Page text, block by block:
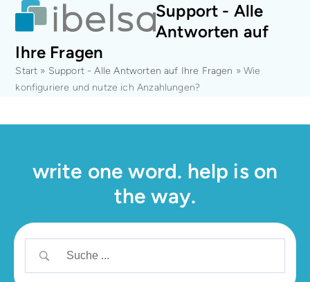
Open
mobile
Close
mobile
Support - Alle
Antworten auf
Ihre Fragen
Start » Support - Alle Antworten auf Ihre Fragen »Wie
konfiguriere und nutze ich Anzahlungen?
write one word. help is on
the way.